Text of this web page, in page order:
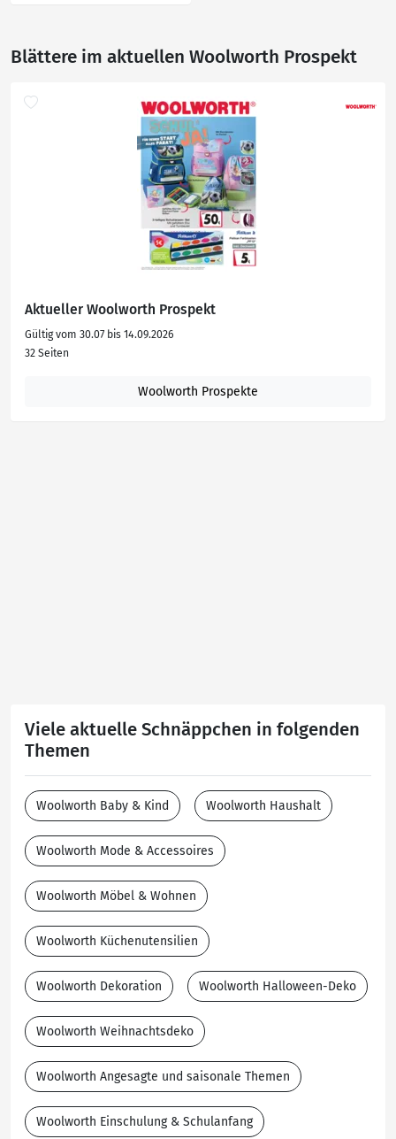
Blättere im aktuellen Woolworth Prospekt
Aktueller Woolworth Prospekt
Gültig vom 30.07 bis 14.09.2026
32 Seiten
Woolworth Prospekte
Viele aktuelle Schnäppchen in folgenden
Themen
Woolworth Baby & Kind Woolworth Haushalt
Woolworth Mode & Accessoires
Woolworth Möbel & Wohnen
Woolworth Küchenutensilien
Woolworth Dekoration Woolworth Halloween-Deko
Woolworth Weihnachtsdeko
Woolworth Angesagte und saisonale Themen
Woolworth Einschulung & Schulanfang